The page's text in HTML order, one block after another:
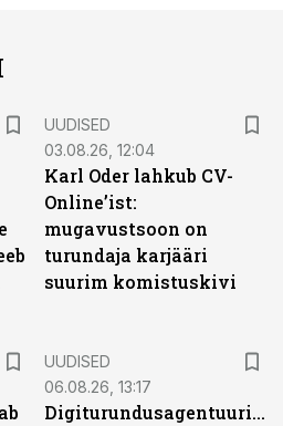
UUDISED
03.08.26, 12:04
Karl Oder lahkub CV-
Online’ist:
mugavustsoon on
turundaja karjääri
suurim komistuskivi
UUDISED
06.08.26, 13:17
Digiturundusagentuuride